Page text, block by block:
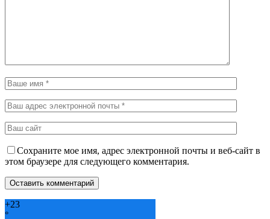
Сохраните мое имя, адрес электронной почты и веб-сайт в
этом браузере для следующего комментария.
+23
°